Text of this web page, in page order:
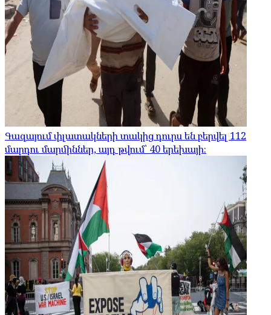
Գազայում փլատակների տակից դուրս են բերվել 112
մարդու մարմիններ, այդ թվում՝ 40 երեխայի։